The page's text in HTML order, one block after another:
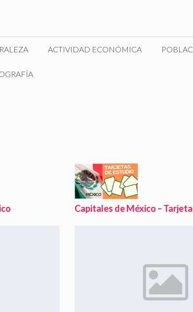
ACTIVIDAD ECONÓMICA
Capitales de México –